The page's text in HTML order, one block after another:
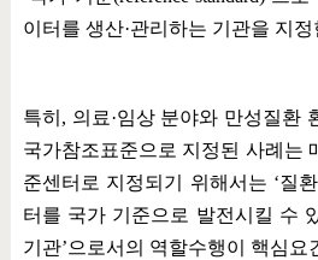
이터를 생산·관리하는 기관을 지정
특히 , 의료·임상 분야와 만성질환
국가참조표준으로 지정된 사례는
준센터로 지정되기 위해서는 ‘질
터를 국가 기준으로 발전시킬 수
기관’으로서의 역할수행이 핵심요